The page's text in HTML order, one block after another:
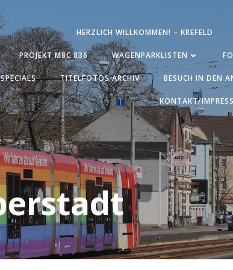
HERZLICH WILLKOMMEN! – KREFELD
PROJEKT M8C 836 WAGENPARKLISTEN
SPECIALS TITELFOTOS ARCHIV BESUCH IN DEN
KONTAKT/